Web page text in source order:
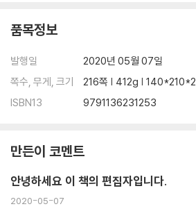
품목정보
발행일
2020년 05월 07일
쪽수, 무게, 크기
216쪽 | 412g |
ISBN13
9791136231253
만든이 코멘트
안녕하세요 이 책의 편집자입니다.
2020-05-07